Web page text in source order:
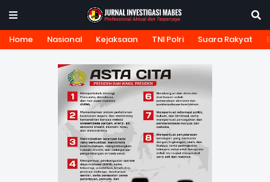
Home Nasional Kejaksaan TNI Polri Suara Rakyat